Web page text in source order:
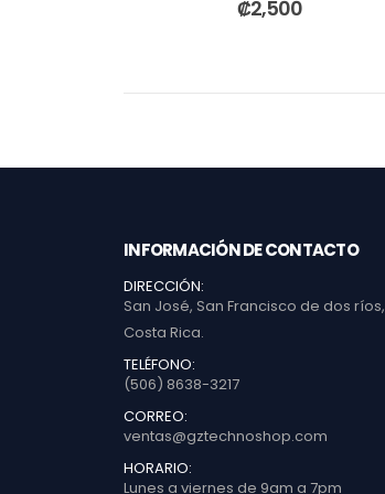
₡2,500
INFORMACIÓN DE CONTACTO
DIRECCIÓN:
San José, San Francisco de dos ríos,
Costa Rica.
TELÉFONO:
(506) 8638-3217
CORREO:
ventas@gztechnoshop.com
HORARIO:
Lunes a viernes de 9am a 7pm